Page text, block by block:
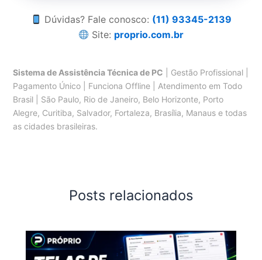
Dúvidas? Fale conosco: (11) 93345-2139
Site: proprio.com.br
Sistema de Assistência Técnica de PC | Gestão Profissional |
Pagamento Único | Funciona Offline | Atendimento em Todo
Brasil | São Paulo, Rio de Janeiro, Belo Horizonte, Porto
Alegre, Curitiba, Salvador, Fortaleza, Brasília, Manaus e todas
as cidades brasileiras.
Posts relacionados